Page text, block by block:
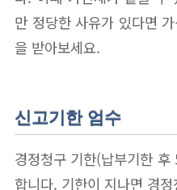
만 정당한 사유가 있다면
을 받아보세요.
신고기한 엄수
경정청구 기한(납부기한
합니다. 기한이 지나면 경